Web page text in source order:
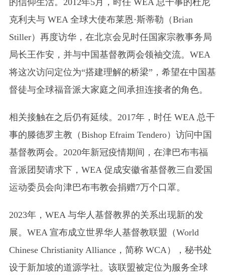
克利夫与 WEA 全球大使布莱恩·斯蒂勒（Brian
Stiller）再度访华，在北京会见时任国家宗教事务局
局长王作安，并与中国基督教两会领袖交流。WEA
将这次访问定位为“搭建理解的桥梁”，希望在中国基
督徒与全球福音派大家庭之间承担连接者的角色。
相关接触在之后仍有延续。2017年，时任 WEA 总干
事的滕德罗主教（Bishop Efraim Tendero）访问中国
基督教两会。2020年新冠疫情期间，在津巴布韦福
音派团契请求下，WEA 促成安徽省基督教三自爱国
运动委员会向津巴布韦教会捐赠7万个口罩。
2023年，WEA 与华人基督教界的关系出现新的发
展。WEA 宣布成立世界华人基督教联盟（World
Chinese Christianity Alliance，简称 WCA），秘书处
设于新加坡的道源学社。该联盟被定位为服务全球